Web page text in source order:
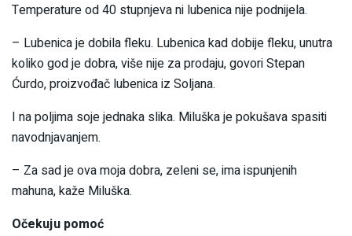
Temperature od 40 stupnjeva ni lubenica nije podnijela.
– Lubenica je dobila fleku. Lubenica kad dobije fleku, unutra
koliko god je dobra, više nije za prodaju, govori Stepan
Ćurdo, proizvođač lubenica iz Soljana.
I na poljima soje jednaka slika. Miluška je pokušava spasiti
navodnjavanjem.
– Za sad je ova moja dobra, zeleni se, ima ispunjenih
mahuna, kaže Miluška.
Očekuju pomoć